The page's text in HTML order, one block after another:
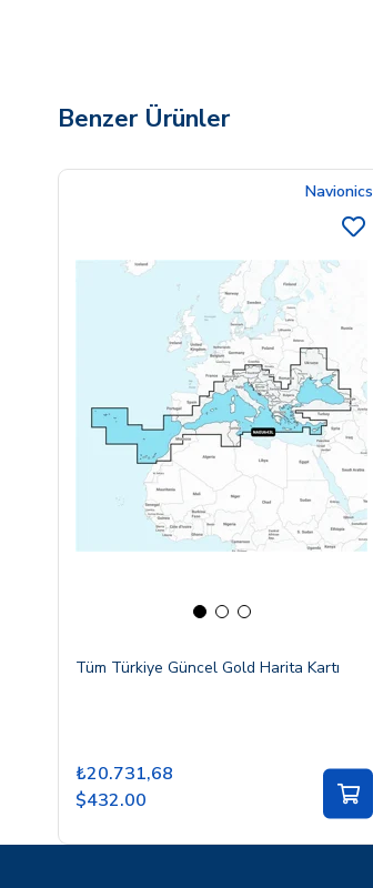
Benzer Ürünler
Navionics
Tüm Türkiye Güncel Gold Harita Kartı
₺20.731,68
$432.00